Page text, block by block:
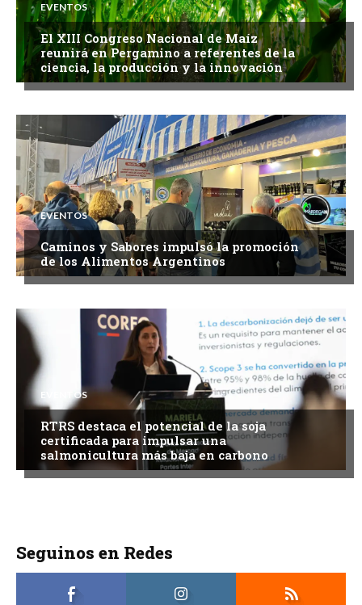
EVENTOS
El XIII Congreso Nacional de Maíz
reunirá en Pergamino a referentes de la
ciencia, la producción y la innovación
EVENTOS
Caminos y Sabores impulsó la promoción
de los Alimentos Argentinos
EVENTOS
RTRS destaca el potencial de la soja
certificada para impulsar una
salmonicultura más baja en carbono
Seguinos en Redes